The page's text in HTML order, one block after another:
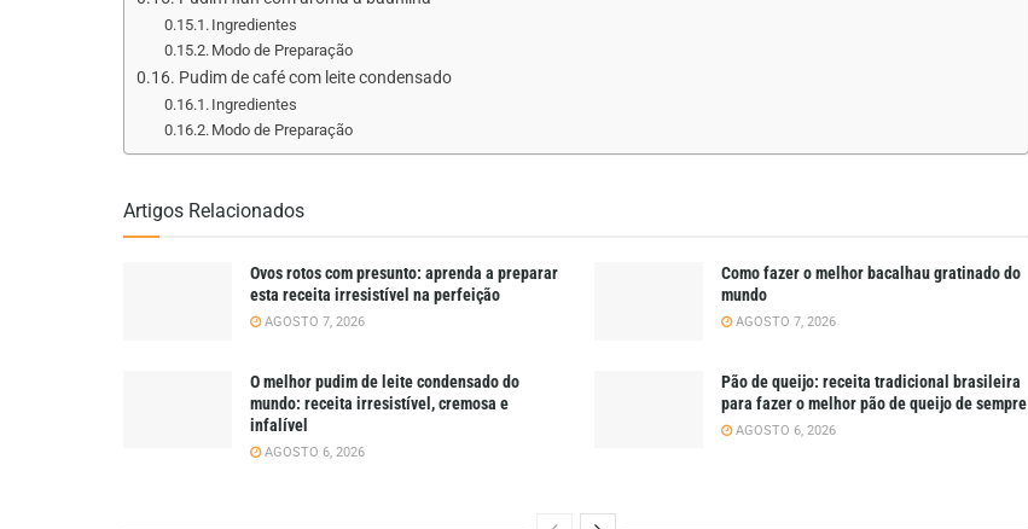
Ingredientes
Modo de Preparação
Pudim de café com leite condensado
Ingredientes
Modo de Preparação
Artigos Relacionados
Ovos rotos com presunto: aprenda a preparar
esta receita irresistível na perfeição
AGOSTO 7, 2026
Como fazer o melhor bacalhau gratinado do
mundo
AGOSTO 7, 2026
O melhor pudim de leite condensado do
mundo: receita irresistível, cremosa e
infalível
AGOSTO 6, 2026
Pão de queijo: receita tradicional brasileira
para fazer o melhor pão de queijo de sempre
AGOSTO 6, 2026